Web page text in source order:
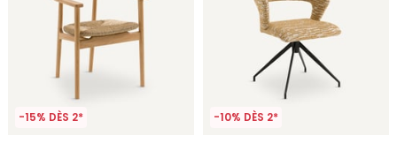
-15% DÈS 2* -10% DÈS 2*